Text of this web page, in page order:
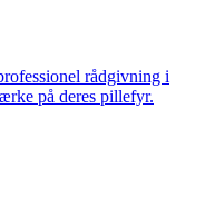
rådgivning i
på deres pillefyr.